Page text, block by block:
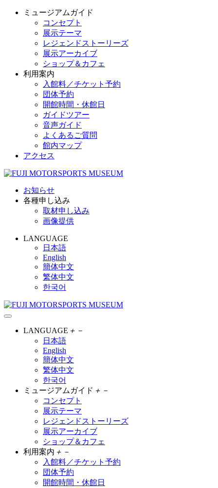
ミュージアムガイド
コンセプト
展示テーマ
レジェンドストーリーズ
展示アーカイブ
ショップ＆カフェ
利用案内
入館料／チケット予約
団体予約
開館時間・休館日
ガイドツアー
音声ガイド
よくあるご質問
館内マップ
アクセス
お知らせ
各種申し込み
取材申し込み
画像提供
LANGUAGE
日本語
English
簡体中文
繁体中文
한국어
LANGUAGE ＋ －
日本語
English
簡体中文
繁体中文
한국어
ミュージアムガイド ＋ －
コンセプト
展示テーマ
レジェンドストーリーズ
展示アーカイブ
ショップ＆カフェ
利用案内 ＋ －
入館料／チケット予約
団体予約
開館時間・休館日